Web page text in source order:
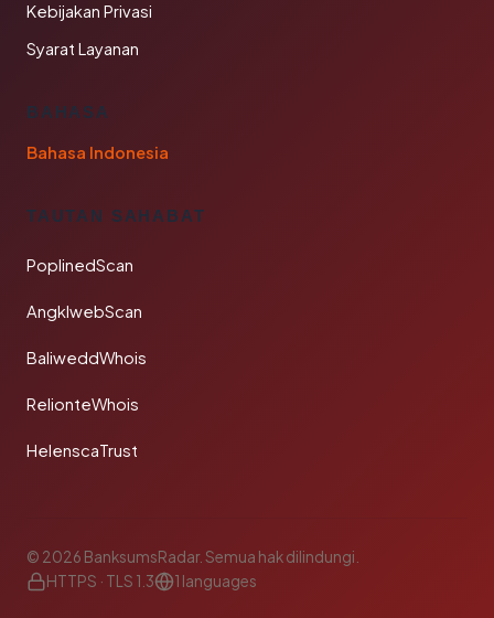
Kebijakan Privasi
Syarat Layanan
BAHASA
Bahasa Indonesia
TAUTAN SAHABAT
PoplinedScan
AngklwebScan
BaliweddWhois
RelionteWhois
HelenscaTrust
© 2026 BanksumsRadar. Semua hak dilindungi.
HTTPS · TLS 1.3
1 languages